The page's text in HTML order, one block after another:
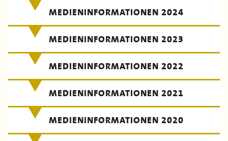
MEDIENINFORMATIONEN 2024
MEDIENINFORMATIONEN 2023
MEDIENINFORMATIONEN 2022
MEDIENINFORMATIONEN 2021
MEDIENINFORMATIONEN 2020